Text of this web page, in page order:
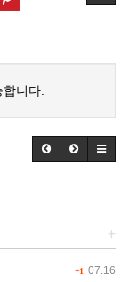
니다.
+
+1 07.16